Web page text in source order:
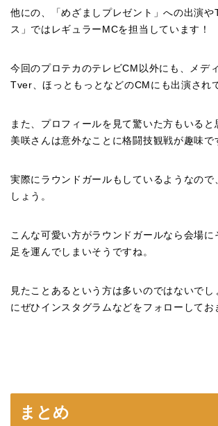
他にの、「めざましプレゼント」への出演や
ス」ではレギュラーMCを担当しています！
今回のプロテカのテレビCM以外にも、メデ
Tver、ほっともっとなどのCMにも出演され
また、プロフィールを見て驚いた方もいると
美咲さんは意外なことに格闘技観戦が趣味で
実際にラウンドガールもしているようなので
しょう。
こんな可愛い方がラウンドガールなら会場に
足を運んでしまいそうですね。
見たことあるという方は多いのではないでし
にぜひインスタグラムなどをフォローしてお
まとめ